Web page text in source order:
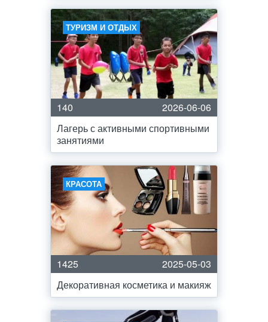
ТУРИЗМ И ОТДЫХ
140
2026-06-06
Лагерь с активными спортивными
занятиями
КРАСОТА
1425
2025-05-03
Декоративная косметика и макияж